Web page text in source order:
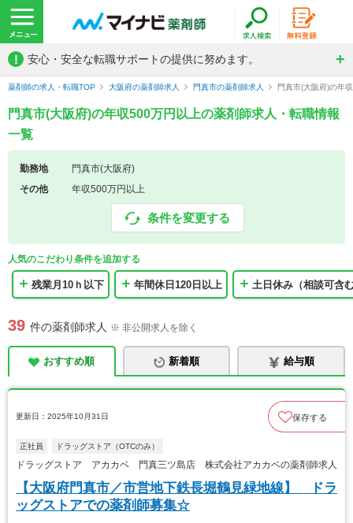
! 安心・安全な転職サポートの提供に努めます。
薬剤師の求人・転職TOP 大阪府の薬剤師求人 門真市の薬剤師求人 門真市(大阪府)の年
門真市(大阪府)の年収500万円以上の薬剤師求人・転職情報
一覧
勤務地
門真市(大阪府)
その他
年収500万円以上
条件を変更する
人気のこだわり条件を追加する
残業月10ｈ以下 年間休日120日以上 土日休み（相談可含
39 件の薬剤師求人 ※ 非公開求人を除く
おすすめ順 新着順 給与順
更新日：2025年10月31日 保存する
正社員 ドラッグストア（OTCのみ）
ドラッグストア アカカベ 門真三ツ島店 株式会社アカカベの薬剤師求人
【大阪府門真市／市営地下鉄長堀鶴見緑地線】 ドラ
ッグストアでの薬剤師募集☆